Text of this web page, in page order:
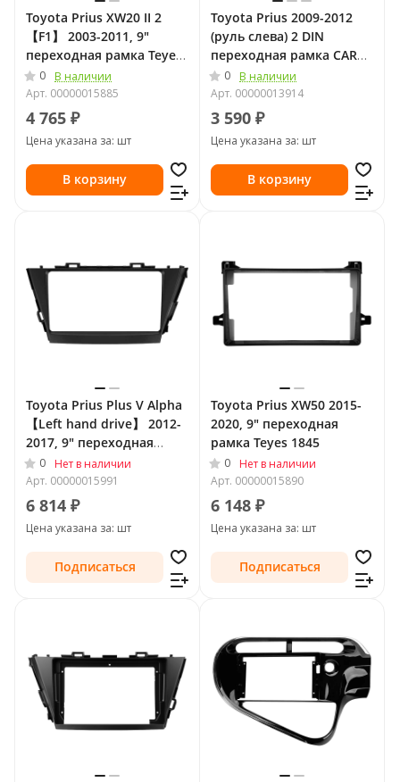
Toyota Prius XW20 II 2
【F1】 2003-2011, 9"
переходная рамка Teyes
2074
0
В наличии
Арт. 00000015885
4 765 ₽
Цена указана за: шт
В корзину
Toyota Prius 2009-2012
(руль слева) 2 DIN
переходная рамка CARAV
11-111
0
В наличии
Арт. 00000013914
3 590 ₽
Цена указана за: шт
В корзину
Toyota Prius Plus V Alpha
【Left hand drive】 2012-
2017, 9" переходная
рамка Teyes 2039
0
Нет в наличии
Арт. 00000015991
6 814 ₽
Цена указана за: шт
Подписаться
Toyota Prius XW50 2015-
2020, 9" переходная
рамка Teyes 1845
0
Нет в наличии
Арт. 00000015890
6 148 ₽
Цена указана за: шт
Подписаться